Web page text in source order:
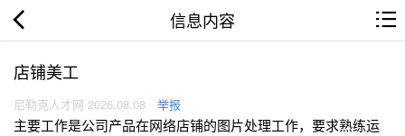
信息内容
店铺美工
尼勒克人才网 2026.08.08 举报
主要工作是公司产品在网络店铺的图片处理工作，要求熟练运